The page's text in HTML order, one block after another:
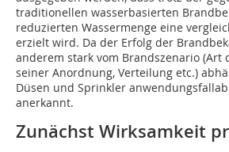
traditionellen wasserbasierten
reduzierten Wassermenge eine
erzielt wird. Da der Erfolg der
anderem stark vom Brandszenario (Art
seiner Anordnung, Verteilung etc.)
Düsen und Sprinkler
anerkannt.
Zunächst Wirksamkeit